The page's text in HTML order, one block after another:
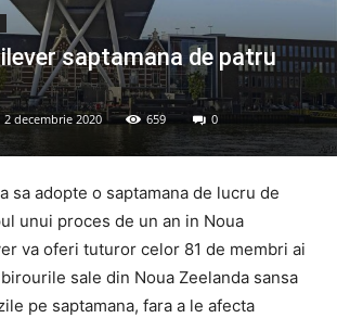
saptamana de patru
2 decembrie 2020 659 0
sa adopte o saptamana de lucru de
unui proces de un an in Noua
va oferi tuturor celor 81 de membri ai
sale din Noua Zeelanda sansa
pe saptamana, fara a le afecta